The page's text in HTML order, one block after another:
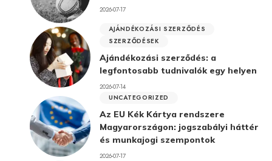
2026-07-17
AJÁNDÉKOZÁSI SZERZŐDÉS
SZERZŐDÉSEK
Ajándékozási szerződés: a
legfontosabb tudnivalók egy helyen
2026-07-14
UNCATEGORIZED
Az EU Kék Kártya rendszere
Magyarországon: jogszabályi háttér
és munkajogi szempontok
2026-07-17